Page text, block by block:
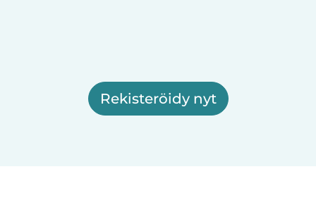
Rekisteröidy nyt